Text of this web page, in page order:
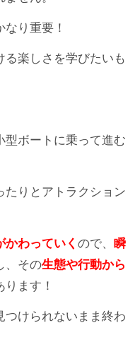
り重要！
楽しさを学びたいも
型ボートに乗って進む
たりとアトラクション
わっていく ので、 瞬
、その生態や行動から
ます！
つけられないまま終わ